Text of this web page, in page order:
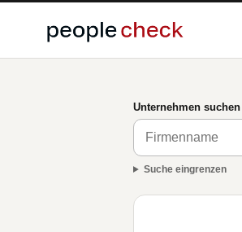
Unternehmen suchen
Suche eingrenzen